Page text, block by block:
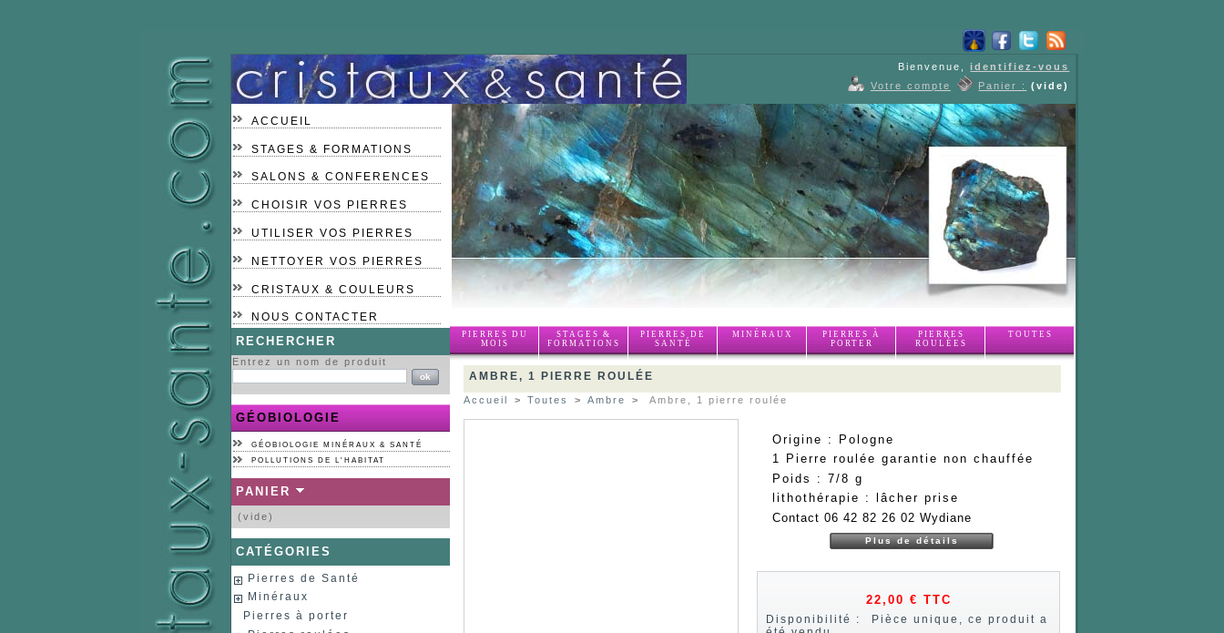
ACCUEIL
STAGES & FORMATIONS
SALONS & CONFERENCES
CHOISIR VOS PIERRES
UTILISER VOS PIERRES
NETTOYER VOS PIERRES
CRISTAUX & COULEURS
NOUS CONTACTER
Bienvenue,identifiez-vous
Panier :
(vide)
Votre compte
PIERRES DU
MOIS
STAGES &
FORMATIONS
PIERRES DE
SANTÉ
MINÉRAUX
PIERRES À
PORTER
PIERRES
ROULÉES
TOUTES
RECHERCHER
Entrez un nom de produit
GÉOBIOLOGIE
GÉOBIOLOGIE MINÉRAUX & SANTÉ
POLLUTIONS DE L'HABITAT
PANIER
(vide)
CATÉGORIES
Pierres de Santé
Minéraux
Pierres à porter
AMBRE, 1 PIERRE ROULÉE
Accueil > Toutes > Ambre > Ambre, 1 pierre roulée
Origine : Pologne
1 Pierre roulée garantie non chauffée
Poids : 7/8 g
lithothérapie : lâcher prise
Contact 06 42 82 26 02 Wydiane
Plus de détails
22,00 € TTC
Disponibilité :
Pièce unique, ce produit a